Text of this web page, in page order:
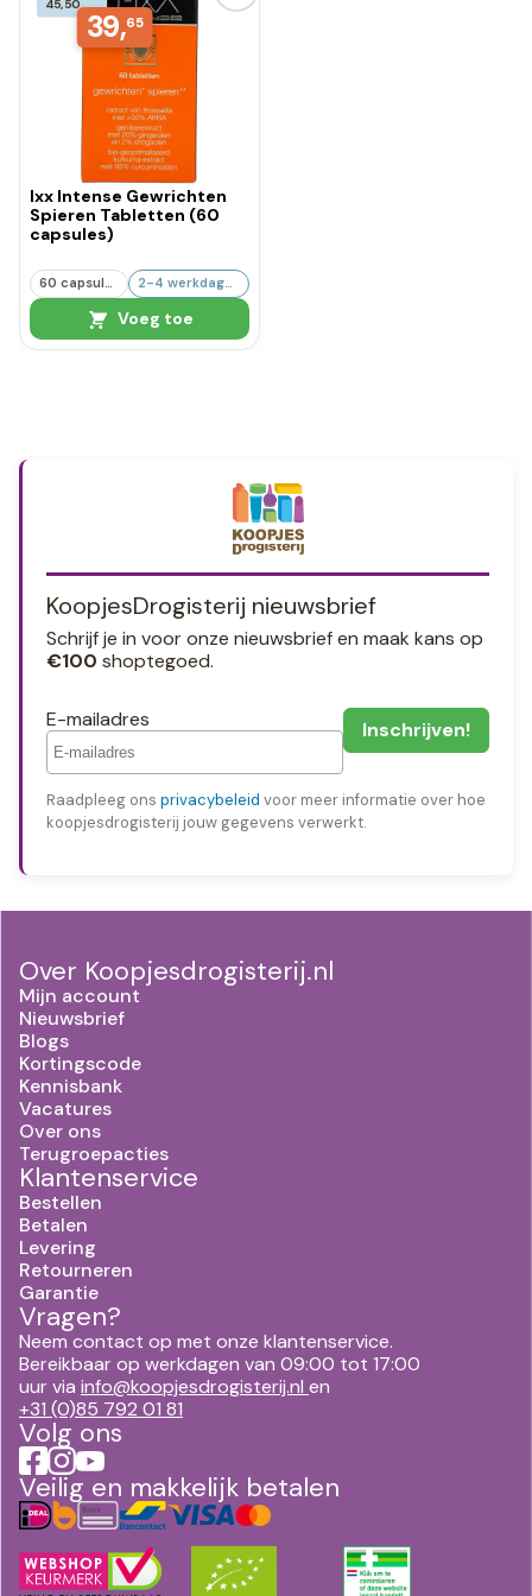
39,65
Ixx Intense Gewrichten
Spieren Tabletten (60
capsules)
60 capsules 2-4 werkdagen
Voeg toe
KoopjesDrogisterij nieuwsbrief
Schrijf je in voor onze nieuwsbrief en maak kans op
€100 shoptegoed.
E-mailadres
Raadpleeg ons privacybeleid voor meer informatie over hoe
koopjesdrogisterij jouw gegevens verwerkt.
Over Koopjesdrogisterij.nl
Mijn account
Nieuwsbrief
Blogs
Kortingscode
Kennisbank
Vacatures
Over ons
Terugroepacties
Klantenservice
Bestellen
Betalen
Levering
Retourneren
Garantie
Vragen?
Neem contact op met onze klantenservice.
Bereikbaar op werkdagen van 09:00 tot 17:00
uur via info@koopjesdrogisterij.nl en
+31 (0)85 792 01 81
Volg ons
Veilig en makkelijk betalen